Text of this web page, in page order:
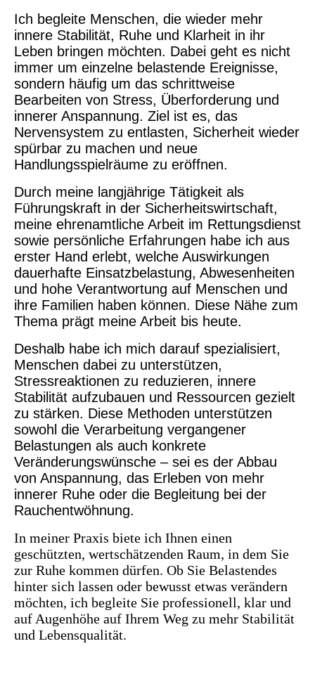
Ich begleite Menschen, die wieder mehr
innere Stabilität, Ruhe und Klarheit in ihr
Leben bringen möchten. Dabei geht es nicht
immer um einzelne belastende Ereignisse,
sondern häufig um das schrittweise
Bearbeiten von Stress, Überforderung und
innerer Anspannung. Ziel ist es, das
Nervensystem zu entlasten, Sicherheit wieder
spürbar zu machen und neue
Handlungsspielräume zu eröffnen.
Durch meine langjährige Tätigkeit als
Führungskraft in der Sicherheitswirtschaft,
meine ehrenamtliche Arbeit im Rettungsdienst
sowie persönliche Erfahrungen habe ich aus
erster Hand erlebt, welche Auswirkungen
dauerhafte Einsatzbelastung, Abwesenheiten
und hohe Verantwortung auf Menschen und
ihre Familien haben können. Diese Nähe zum
Thema prägt meine Arbeit bis heute.
Deshalb habe ich mich darauf spezialisiert,
Menschen dabei zu unterstützen,
Stressreaktionen zu reduzieren, innere
Stabilität aufzubauen und Ressourcen gezielt
zu stärken. Diese Methoden unterstützen
sowohl die Verarbeitung vergangener
Belastungen als auch konkrete
Veränderungswünsche – sei es der Abbau
von Anspannung, das Erleben von mehr
innerer Ruhe oder die Begleitung bei der
Rauchentwöhnung.
In meiner Praxis biete ich Ihnen einen
geschützten, wertschätzenden Raum, in dem Sie
zur Ruhe kommen dürfen. Ob Sie Belastendes
hinter sich lassen oder bewusst etwas verändern
möchten, ich begleite Sie professionell, klar und
auf Augenhöhe auf Ihrem Weg zu mehr Stabilität
und Lebensqualität.